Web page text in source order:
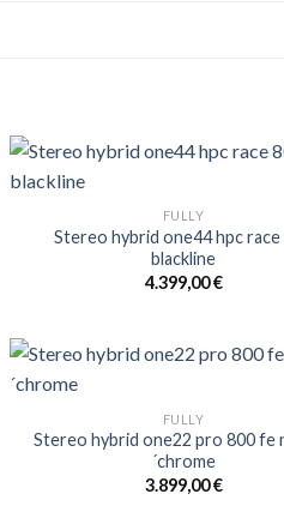
FULLY
Stereo hybrid one44 hpc race
blackline
4.399,00€
FULLY
Stereo hybrid one22 pro 800 fe
´chrome
3.899,00€